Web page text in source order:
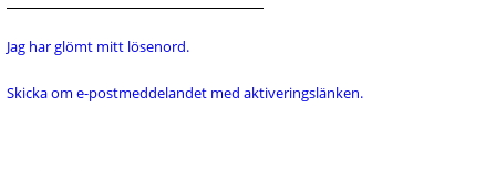
Jag har glömt mitt lösenord.
Skicka om e-postmeddelandet med aktiveringslänken.